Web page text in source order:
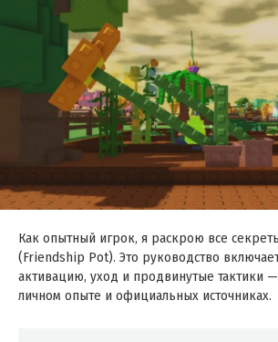
Как опытный игрок, я раскрою все
(Friendship Pot). Это руководство
активацию, уход и продвинутые тактики
личном опыте и официальных источниках.